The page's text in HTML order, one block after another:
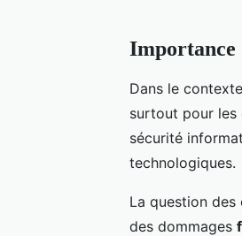
Importance
Dans le
surtout pour les
sécurité
technologiques.
La question
des dommages